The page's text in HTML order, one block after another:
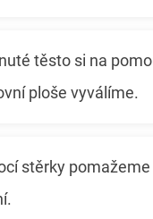
těsto si na
ploše vyválíme.
stěrky